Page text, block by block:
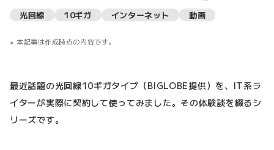
光回線 10ギガ インターネット 動画
本記事は作成時点の内容です。
最近話題の光回線10ギガタイプ（BIGLOBE提供）を、IT系ラ
イターが実際に契約して使ってみました。その体験談を綴るシ
リーズです。